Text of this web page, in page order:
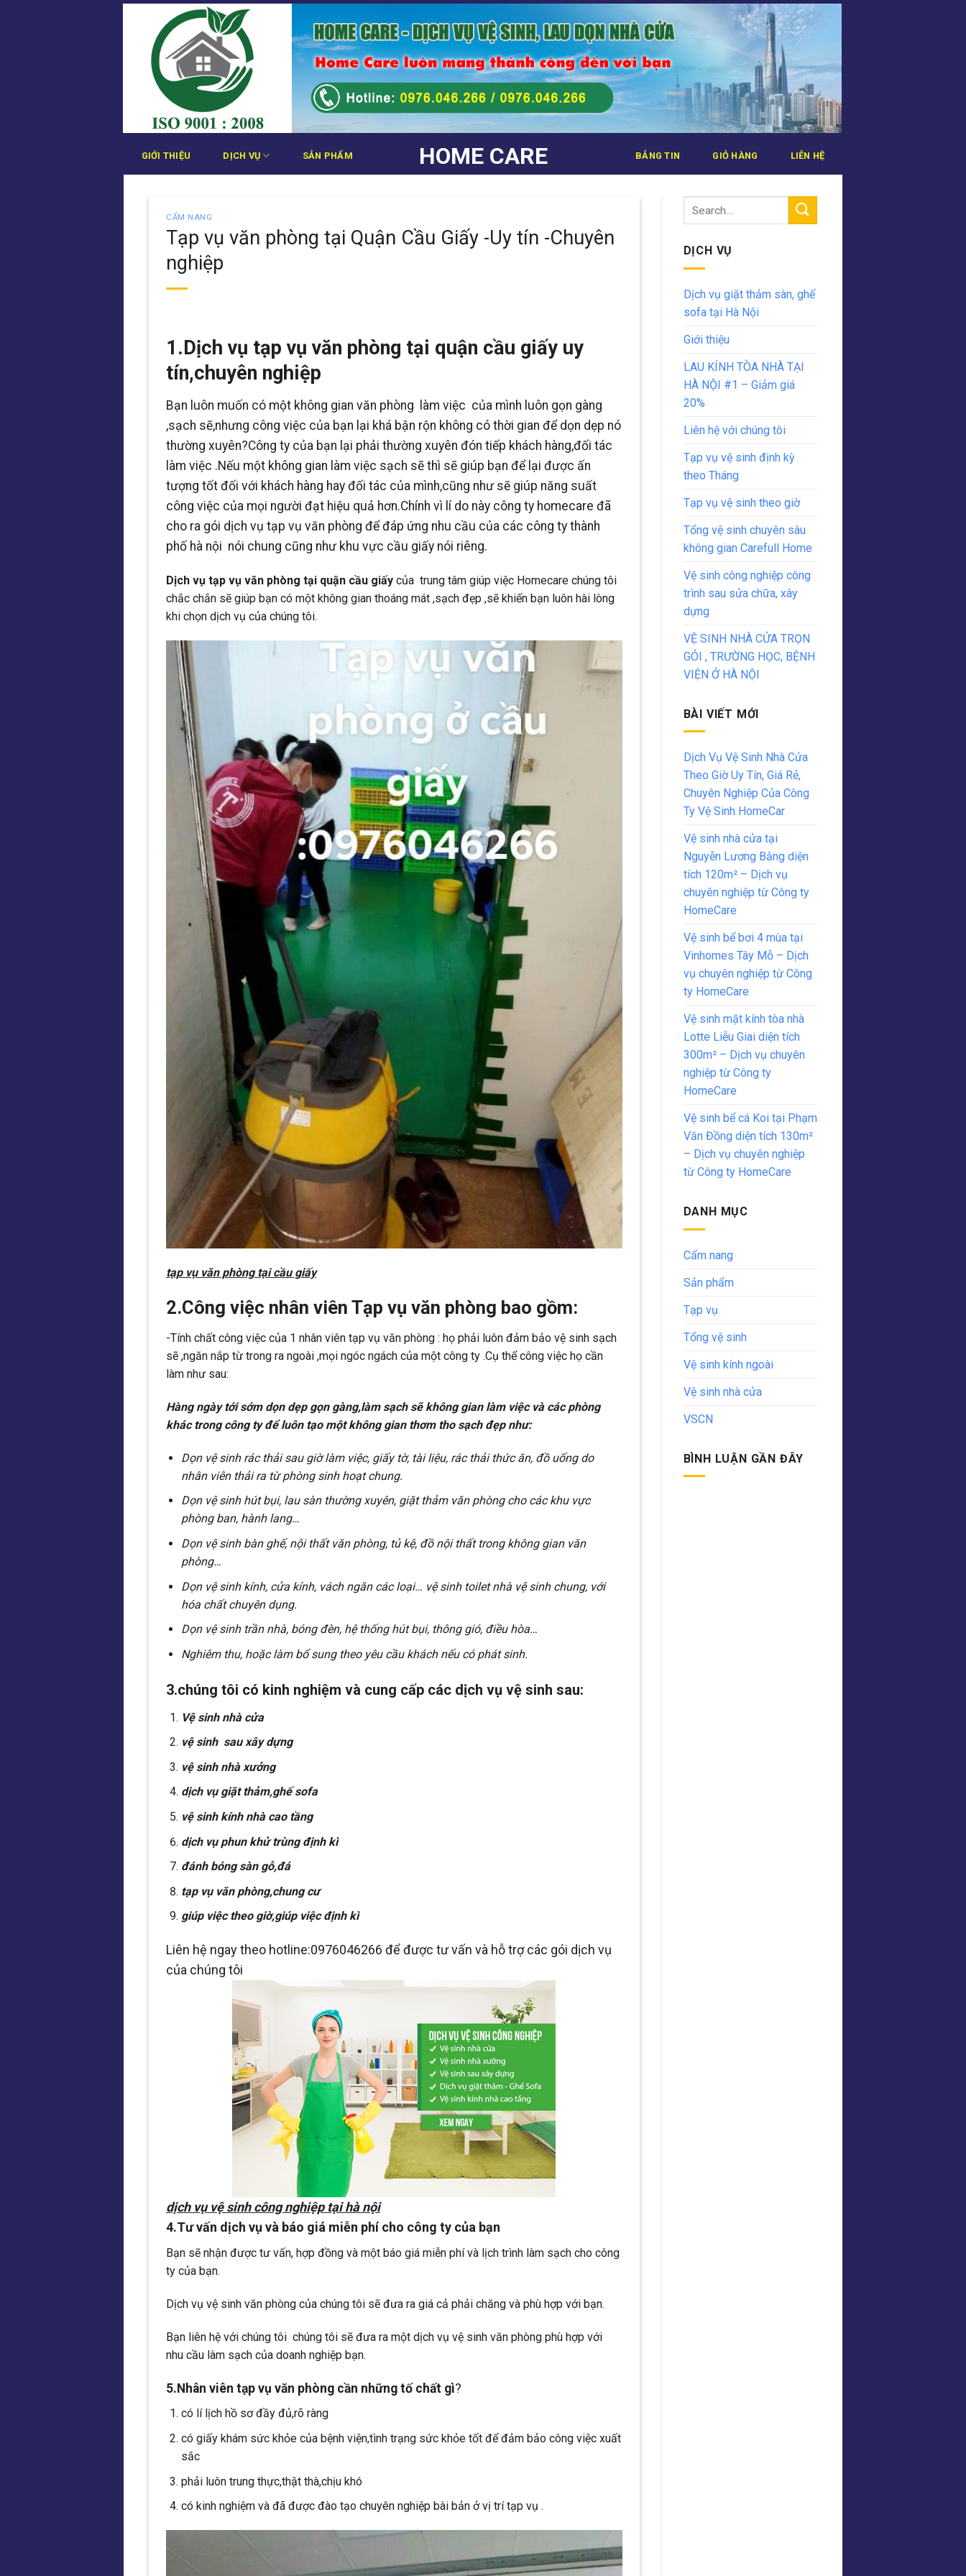
Bỏ
HOME CARE
GIỚI THIỆU DỊCH VỤ SẢN PHẨM BẢNG TIN GIỎ HÀNG LIÊN HỆ
CẨM NANG
Tạp vụ văn phòng tại Quận Cầu Giấy -Uy tín -Chuyên
nghiệp
1.Dịch vụ tạp vụ văn phòng tại quận cầu giấy uy
tín,chuyên nghiệp
Bạn luôn muốn có một không gian văn phòng làm việc của mình luôn gọn gàng
,sạch sẽ,nhưng công việc của bạn lại khá bận rộn không có thời gian để dọn dẹp nó
thường xuyên?Công ty của bạn lại phải thường xuyên đón tiếp khách hàng,đối tác
làm việc .Nếu một không gian làm việc sạch sẽ thì sẽ giúp bạn để lại được ấn
tượng tốt đối với khách hàng hay đối tác của mình,cũng như sẽ giúp năng suất
công việc của mọi người đạt hiệu quả hơn.Chính vì lí do này công ty homecare đã
cho ra gói dịch vụ tạp vụ văn phòng để đáp ứng nhu cầu của các công ty thành
phố hà nội nói chung cũng như khu vực cầu giấy nói riêng.
Dịch vụ tạp vụ văn phòng tại quận cầu giấy của trung tâm giúp việc Homecare chúng tôi
chắc chắn sẽ giúp bạn có một không gian thoáng mát ,sạch đẹp ,sẽ khiến bạn luôn hài lòng
khi chọn dịch vụ của chúng tôi.
tạp vụ văn phòng tại cầu giấy
2.Công việc nhân viên Tạp vụ văn phòng bao gồm:
-Tính chất công việc của 1 nhân viên tạp vụ văn phòng : họ phải luôn đảm bảo vệ sinh sạch
sẽ ,ngăn nắp từ trong ra ngoài ,mọi ngóc ngách của một công ty .Cụ thể công việc họ cần
làm như sau:
Hàng ngày tới sớm dọn dẹp gọn gàng,làm sạch sẽ không gian làm việc và các phòng
khác trong công ty để luôn tạo một không gian thơm tho sạch đẹp như:
Dọn vệ sinh rác thải sau giờ làm việc, giấy tờ, tài liệu, rác thải thức ăn, đồ uống do
nhân viên thải ra từ phòng sinh hoạt chung.
Dọn vệ sinh hút bụi, lau sàn thường xuyên, giặt thảm văn phòng cho các khu vực
phòng ban, hành lang…
Dọn vệ sinh bàn ghế, nội thất văn phòng, tủ kệ, đồ nội thất trong không gian văn
phòng…
Dọn vệ sinh kính, cửa kính, vách ngăn các loại… vệ sinh toilet nhà vệ sinh chung, với
hóa chất chuyên dụng.
Dọn vệ sinh trần nhà, bóng đèn, hệ thống hút bụi, thông gió, điều hòa…
Nghiêm thu, hoặc làm bổ sung theo yêu cầu khách nếu có phát sinh.
3.chúng tôi có kinh nghiệm và cung cấp các dịch vụ vệ sinh sau:
Vệ sinh nhà cửa
vệ sinh sau xây dựng
vệ sinh nhà xưởng
dịch vụ giặt thảm,ghế sofa
vệ sinh kính nhà cao tầng
dịch vụ phun khử trùng định kì
đánh bóng sàn gỗ,đá
tạp vụ văn phòng,chung cư
giúp việc theo giờ,giúp việc định kì
Liên hệ ngay theo hotline:0976046266 để được tư vấn và hỗ trợ các gói dịch vụ
của chúng tôi
dịch vụ vệ sinh công nghiệp tại hà nội
4.Tư vấn dịch vụ và báo giá miễn phí cho công ty của bạn
Bạn sẽ nhận được tư vấn, hợp đồng và một báo giá miễn phí và lịch trình làm sạch cho công
ty của bạn.
Dịch vụ vệ sinh văn phòng của chúng tôi sẽ đưa ra giá cả phải chăng và phù hợp với bạn.
Bạn liên hệ với chúng tôi chúng tôi sẽ đưa ra một dịch vụ vệ sinh văn phòng phù hợp với
nhu cầu làm sạch của doanh nghiệp bạn.
5.Nhân viên tạp vụ văn phòng cần những tố chất gì?
có lí lịch hồ sơ đầy đủ,rõ ràng
có giấy khám sức khỏe của bệnh viện,tình trạng sức khỏe tốt để đảm bảo công việc xuất
sắc
phải luôn trung thực,thật thà,chịu khó
có kinh nghiệm và đã được đào tạo chuyên nghiệp bài bản ở vị trí tạp vụ .
DỊCH VỤ
Dịch vụ giặt thảm sàn, ghế
sofa tại Hà Nội
Giới thiệu
LAU KÍNH TÒA NHÀ TẠI
HÀ NỘI #1 – Giảm giá
20%
Liên hệ với chúng tôi
Tạp vụ vệ sinh định kỳ
theo Tháng
Tạp vụ vệ sinh theo giờ
Tổng vệ sinh chuyên sâu
không gian Carefull Home
Vệ sinh công nghiệp công
trình sau sửa chữa, xây
dựng
VỆ SINH NHÀ CỬA TRỌN
GÓI , TRƯỜNG HỌC, BỆNH
VIỆN Ở HÀ NỘI
BÀI VIẾT MỚI
Dịch Vụ Vệ Sinh Nhà Cửa
Theo Giờ Uy Tín, Giá Rẻ,
Chuyên Nghiệp Của Công
Ty Vệ Sinh HomeCar
Vệ sinh nhà cửa tại
Nguyễn Lương Bằng diện
tích 120m² – Dịch vụ
chuyên nghiệp từ Công ty
HomeCare
Vệ sinh bể bơi 4 mùa tại
Vinhomes Tây Mỗ – Dịch
vụ chuyên nghiệp từ Công
ty HomeCare
Vệ sinh mặt kính tòa nhà
Lotte Liễu Giai diện tích
300m² – Dịch vụ chuyên
nghiệp từ Công ty
HomeCare
Vệ sinh bể cá Koi tại Phạm
Văn Đồng diện tích 130m²
– Dịch vụ chuyên nghiệp
từ Công ty HomeCare
DANH MỤC
Cẩm nang
Sản phẩm
Tạp vụ
Tổng vệ sinh
Vệ sinh kính ngoài
Vệ sinh nhà cửa
VSCN
BÌNH LUẬN GẦN ĐÂY